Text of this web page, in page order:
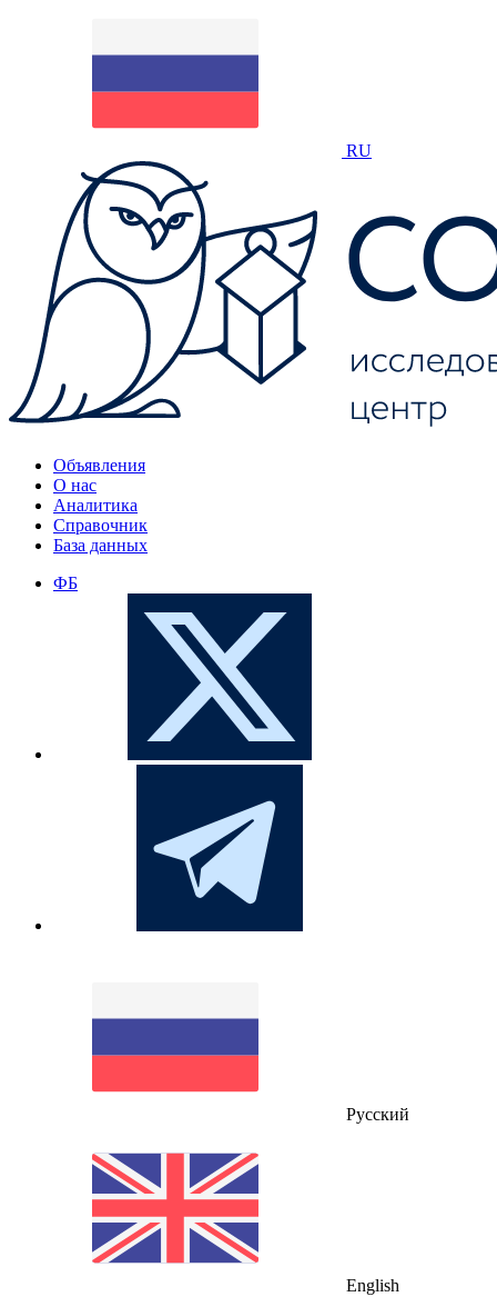
RU
Объявления
О нас
Аналитика
Справочник
База данных
ФБ
Русский
English